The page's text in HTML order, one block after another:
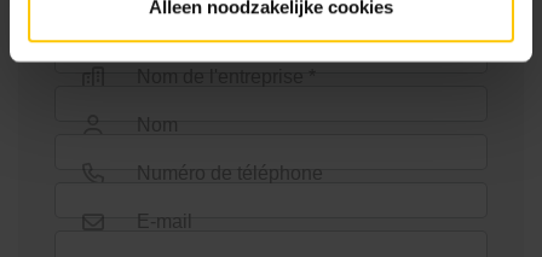
Alleen noodzakelijke cookies
Nom
Numéro de téléphone
E-mail